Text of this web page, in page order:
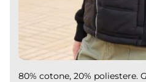
80% cotone, 20% poliestere.